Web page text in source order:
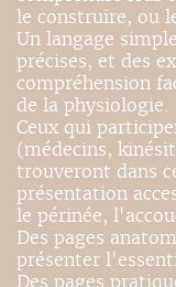
le construire, ou
Un langage
précises, et des
compréhension
de la physiologie.
Ceux qui
(médecins,
trouveront dans
présentation
le périnée,
Des pages
présenter
Des pages